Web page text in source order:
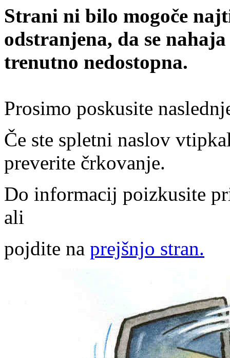
Strani ni bilo mogoče
odstranjena, da se
trenutno nedostopna.
Prosimo poskusite
Če ste spletni naslov
preverite črkovanje.
Do informacij poizkusite
ali
pojdite na prejšnjo stran.